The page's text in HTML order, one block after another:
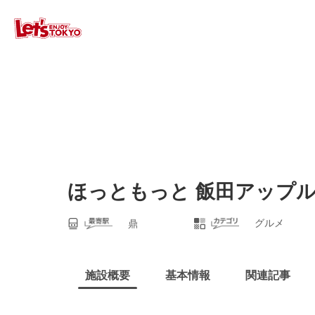
ほっともっと 飯田アップ
鼎 グルメ
施設概要 基本情報 関連記事